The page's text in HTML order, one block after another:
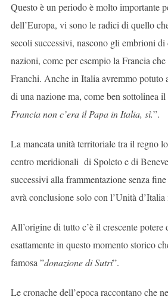
Questo è un periodo è molto importante
dell’Europa, vi sono le radici di quello
secoli successivi, nascono gli embrioni
nazioni, come per esempio la Francia
Franchi. Anche in Italia avremmo potuto
di una nazione ma, come ben sottolinea
Francia non c’era il Papa in Italia, sì.”.
La mancata unità territoriale tra il regno
centro meridionali di Spoleto e di
successivi alla frammentazione senza
avrà conclusione solo con l’Unità d’Italia
All’origine di tutto c’è il crescente potere
esattamente in questo momento storico
famosa ”donazione di Sutri”.
Le cronache dell’epoca raccontano che